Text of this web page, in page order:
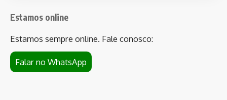
Estamos online
Estamos sempre online. Fale conosco:
Falar no WhatsApp